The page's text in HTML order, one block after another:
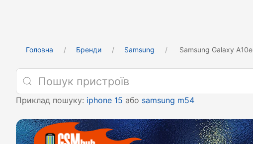
Головна Бренди Samsung Samsung Galaxy A10e
Приклад пошуку: iphone 15 або samsung m54